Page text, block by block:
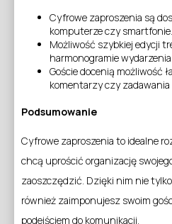
Cyfrowe zaproszenia są
komputerze czy smartfonie.
Możliwość szybkiej edycji
harmonogramie wydarzenia.
Goście docenią możliwość
komentarzy czy
Podsumowanie
Cyfrowe zaproszenia to idealne
chcą uprościć organizację
zaoszczędzić. Dzięki nim nie
również zaimponujesz swoim
podejściem do komunikacji.